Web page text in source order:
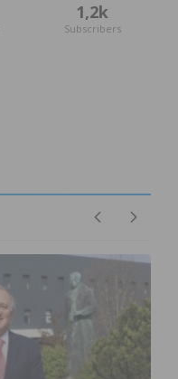
1,2k
Subscribers